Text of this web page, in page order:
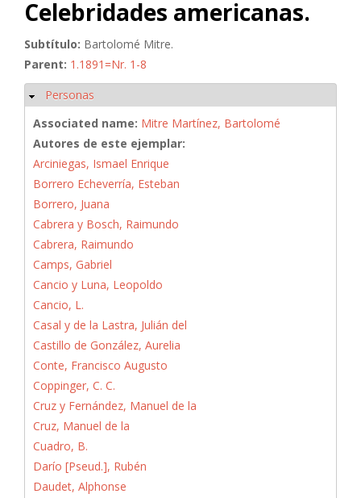
Celebridades americanas.
Subtítulo: Bartolomé Mitre.
Parent: 1.1891=Nr. 1-8
Ocultar
Personas
Associated name: Mitre Martínez, Bartolomé
Autores de este ejemplar:
Arciniegas, Ismael Enrique
Borrero Echeverría, Esteban
Borrero, Juana
Cabrera y Bosch, Raimundo
Cabrera, Raimundo
Camps, Gabriel
Cancio y Luna, Leopoldo
Cancio, L.
Casal y de la Lastra, Julián del
Castillo de González, Aurelia
Conte, Francisco Augusto
Coppinger, C. C.
Cruz y Fernández, Manuel de la
Cruz, Manuel de la
Cuadro, B.
Darío [Pseud.], Rubén
Daudet, Alphonse